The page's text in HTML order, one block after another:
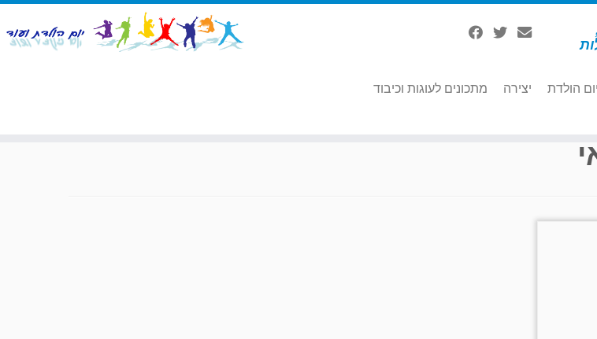
הולדת יצירה
מתכונים לעוגות וכיבוד